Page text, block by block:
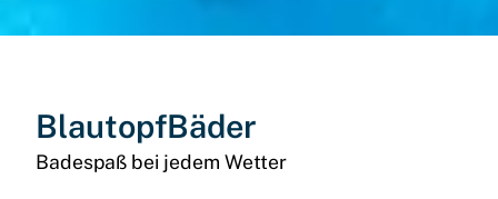
BlautopfBäder
Badespaß bei jedem Wetter